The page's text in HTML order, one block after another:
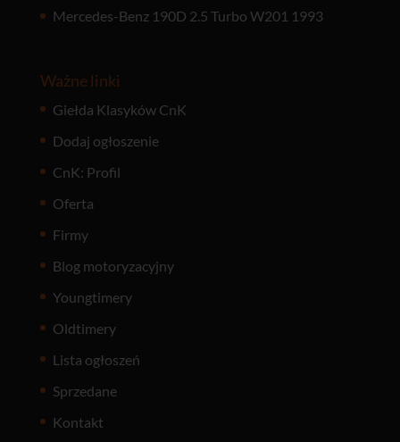
Mercedes-Benz 190D 2.5 Turbo W201 1993
Ważne linki
Giełda Klasyków CnK
Dodaj ogłoszenie
CnK: Profil
Oferta
Firmy
Blog motoryzacyjny
Youngtimery
Oldtimery
Lista ogłoszeń
Sprzedane
Kontakt